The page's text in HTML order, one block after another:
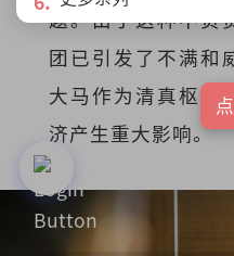
题。由于这种不负
团已引发了不满和
大马作为清真枢纽
济产生重大影响。